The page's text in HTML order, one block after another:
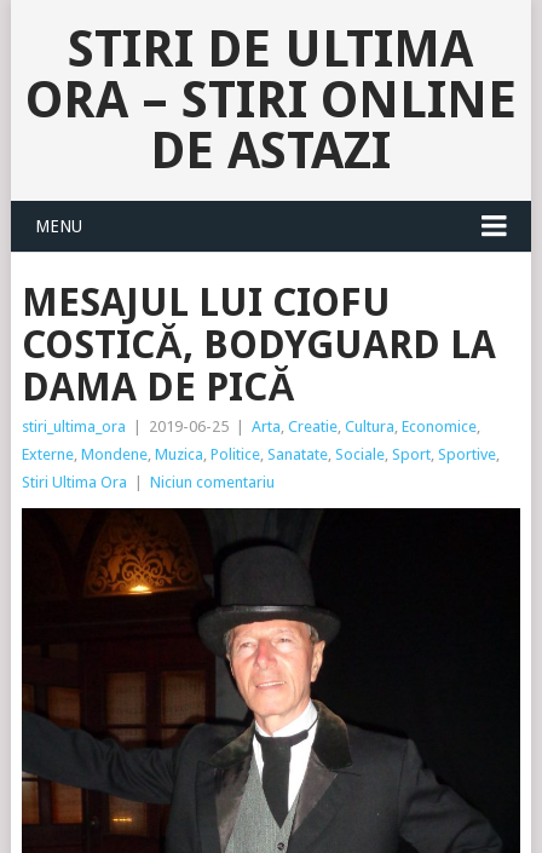
STIRI DE ULTIMA
ORA – STIRI ONLINE
DE ASTAZI
MENU
MESAJUL LUI CIOFU
COSTICĂ, BODYGUARD LA
DAMA DE PICĂ
stiri_ultima_ora 2019-06-25 Arta, Creatie, Cultura, Economice,
Externe, Mondene, Muzica, Politice, Sanatate, Sociale, Sport, Sportive,
Stiri Ultima Ora
Niciun comentariu